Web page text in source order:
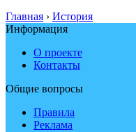
Главная › История
Информация
О проекте
Контакты
Общие вопросы
Правила
Реклама